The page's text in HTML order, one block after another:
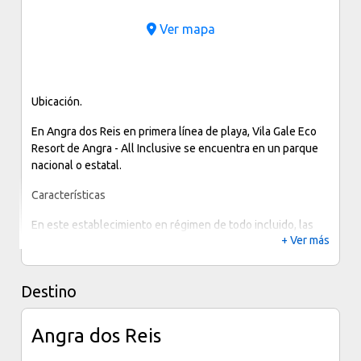
Ver mapa
Ubicación.
En Angra dos Reis en primera línea de playa, Vila Gale Eco
Resort de Angra - All Inclusive se encuentra en un parque
nacional o estatal.
Características
En este establecimiento en régimen de todo incluido, las
comidas y bebidas consumidas en sus bares y restaurantes,
recreativas y de ocio. Quedan excluidos las comidas en
algunos restaurantes, cenas y platos especiales, algunas
bebidas y otros servicios.
+ Ver más
Destino
Angra dos Reis